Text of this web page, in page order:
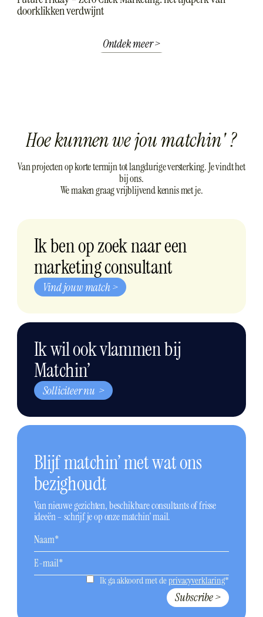
doorklikken verdwijnt
Ontdek meer >
Hoekunnenwejoumatchin'?
Van projecten op korte termijn tot langdurige versterking. Je vindt het
bij ons.
We maken graag vrijblijvend kennis met je.
Ik ben op zoek naar een
marketing consultant
Vind jouw match >
Ik wil ook vlammen bij
Matchin’
Solliciteer nu >
Blijf matchin’ met wat ons
bezighoudt
Van nieuwe gezichten, beschikbare consultants of frisse
ideeën – schrijf je op onze matchin' mail.
Ik ga akkoord met deprivacyverklaring*